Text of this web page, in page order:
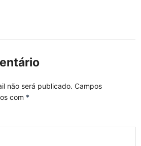
não será publicado. Campos
com *